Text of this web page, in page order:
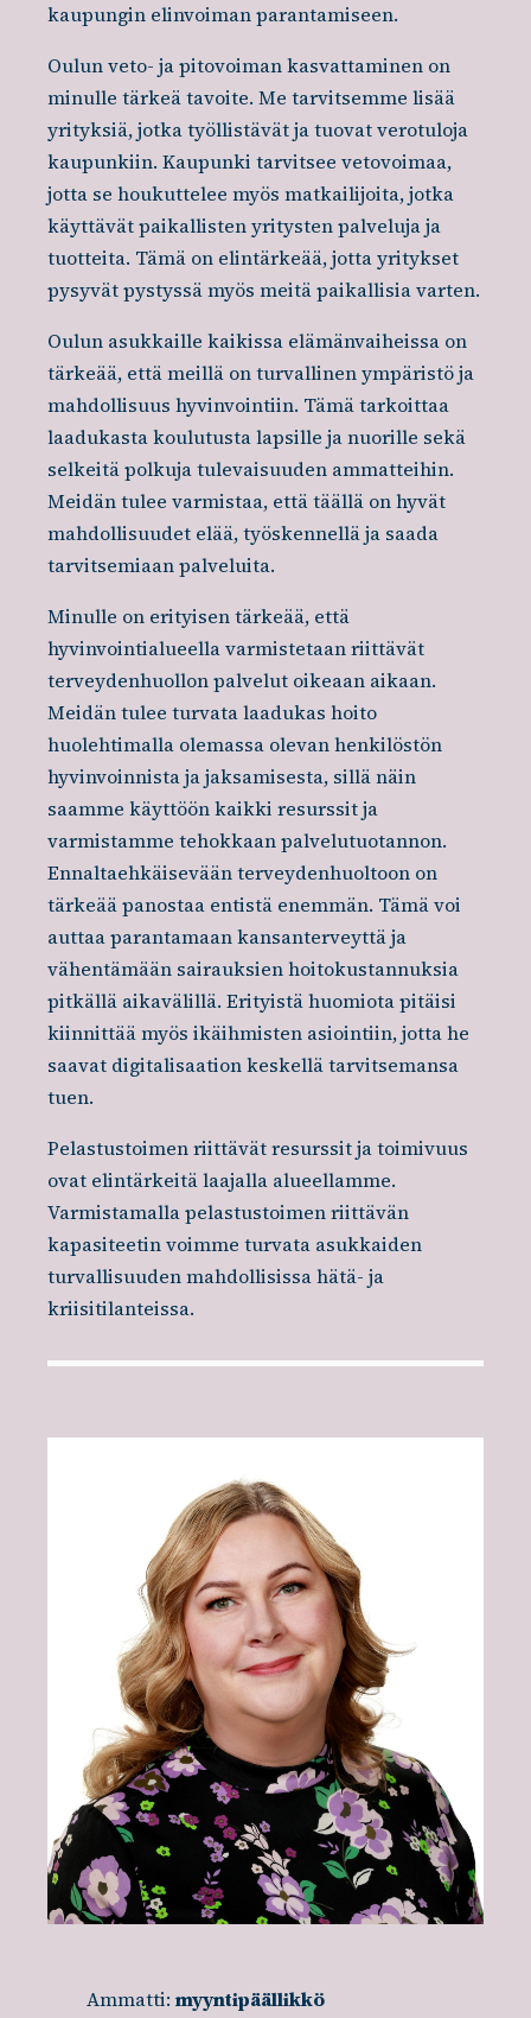
Ammatti: myyntipäällikkö
kaupungin elinvoiman parantamiseen.
Oulun veto- ja pitovoiman kasvattaminen on
minulle tärkeä tavoite. Me tarvitsemme lisää
yrityksiä, jotka työllistävät ja tuovat verotuloja
kaupunkiin. Kaupunki tarvitsee vetovoimaa,
jotta se houkuttelee myös matkailijoita, jotka
käyttävät paikallisten yritysten palveluja ja
tuotteita. Tämä on elintärkeää, jotta yritykset
pysyvät pystyssä myös meitä paikallisia varten.
Oulun asukkaille kaikissa elämänvaiheissa on
tärkeää, että meillä on turvallinen ympäristö ja
mahdollisuus hyvinvointiin. Tämä tarkoittaa
laadukasta koulutusta lapsille ja nuorille sekä
selkeitä polkuja tulevaisuuden ammatteihin.
Meidän tulee varmistaa, että täällä on hyvät
mahdollisuudet elää, työskennellä ja saada
tarvitsemiaan palveluita.
Minulle on erityisen tärkeää, että
hyvinvointialueella varmistetaan riittävät
terveydenhuollon palvelut oikeaan aikaan.
Meidän tulee turvata laadukas hoito
huolehtimalla olemassa olevan henkilöstön
hyvinvoinnista ja jaksamisesta, sillä näin
saamme käyttöön kaikki resurssit ja
varmistamme tehokkaan palvelutuotannon.
Ennaltaehkäisevään terveydenhuoltoon on
tärkeää panostaa entistä enemmän. Tämä voi
auttaa parantamaan kansanterveyttä ja
vähentämään sairauksien hoitokustannuksia
pitkällä aikavälillä. Erityistä huomiota pitäisi
kiinnittää myös ikäihmisten asiointiin, jotta he
saavat digitalisaation keskellä tarvitsemansa
tuen.
Pelastustoimen riittävät resurssit ja toimivuus
ovat elintärkeitä laajalla alueellamme.
Varmistamalla pelastustoimen riittävän
kapasiteetin voimme turvata asukkaiden
turvallisuuden mahdollisissa hätä- ja
kriisitilanteissa.